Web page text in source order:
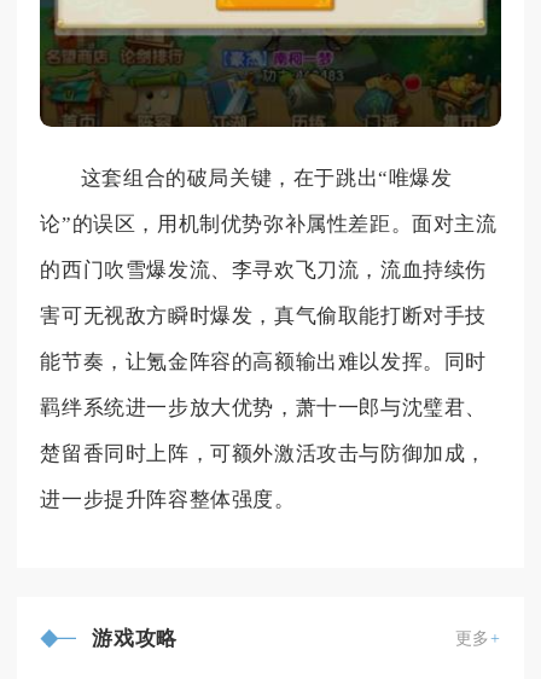
这套组合的破局关键，在于跳出“唯爆发
论”的误区，用机制优势弥补属性差距。面对主流
的西门吹雪爆发流、李寻欢飞刀流，流血持续伤
害可无视敌方瞬时爆发，真气偷取能打断对手技
能节奏，让氪金阵容的高额输出难以发挥。同时
羁绊系统进一步放大优势，萧十一郎与沈璧君、
楚留香同时上阵，可额外激活攻击与防御加成，
进一步提升阵容整体强度。
游戏攻略 更多+